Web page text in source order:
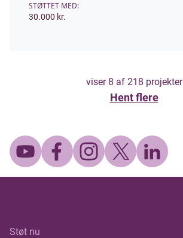
STØTTET MED:
30.000 kr.
viser 8 af 218 projekter
Hent flere
Støt nu